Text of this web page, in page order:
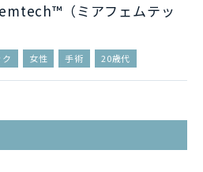
（ミアフェムテッ
女性 手術 20歳代